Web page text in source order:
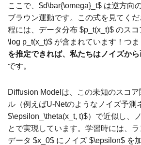
ここで、$d\bar{\omega}_t$ は逆方向
ブラウン運動です。この式を見てく
程には、データ分布 $p_t(x_t)$ のス
\log p_t(x_t)$ が含まれています！つま
を推定できれば、私たちはノイズか
です。
Diffusion Modelは、この未知のスコ
ル（例えばU-Netのようなノイズ予測
$\epsilon_\theta(x_t, t)$）で近似し、
とで実現しています。学習時には、
データ $x_0$ にノイズ $\epsilon$ を